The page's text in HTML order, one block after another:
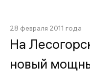
28 февраля 2011 года
На
новый